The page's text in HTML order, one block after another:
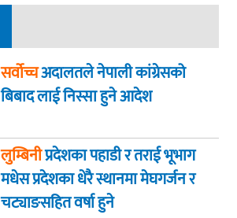
सर्वोच्चअदालतले नेपाली कांग्रेसको
बिबाद लाई निस्सा हुने आदेश
लुम्बिनीप्रदेशका पहाडी र तराई भूभाग
मधेस प्रदेशका धेरै स्थानमा मेघगर्जन र
चट्याङसहित वर्षा हुने